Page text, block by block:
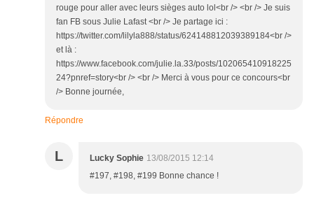
rouge pour aller avec leurs sièges auto lol<br /> <br /> Je suis
fan FB sous Julie Lafast <br /> Je partage ici :
https://twitter.com/lilyla888/status/624148812039389184<br />
et là :
https://www.facebook.com/julie.la.33/posts/102065410918225
24?pnref=story<br /> <br /> Merci à vous pour ce concours<br
/> Bonne journée,
Répondre
L Lucky Sophie 13/08/2015 12:14
#197, #198, #199 Bonne chance !